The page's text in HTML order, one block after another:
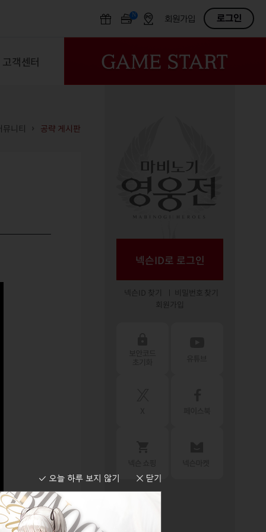
N OFF회원가입 로그인
고객센터
뮤니티 공략 게시판
넥슨ID로 로그인
넥슨ID 찾기
비밀번호 찾기
회원가입